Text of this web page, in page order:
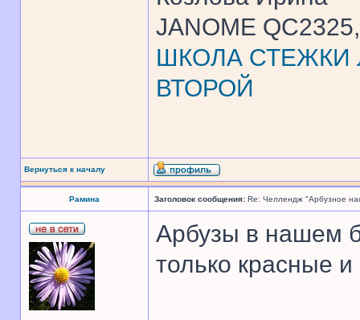
JANOME
ШКОЛА СТЕЖКИ
ВТОРОЙ
Вернуться к началу
Рамина Заголовок сообщения: Re: Челлендж "Арбузное
Арбузы в нашем
только красные